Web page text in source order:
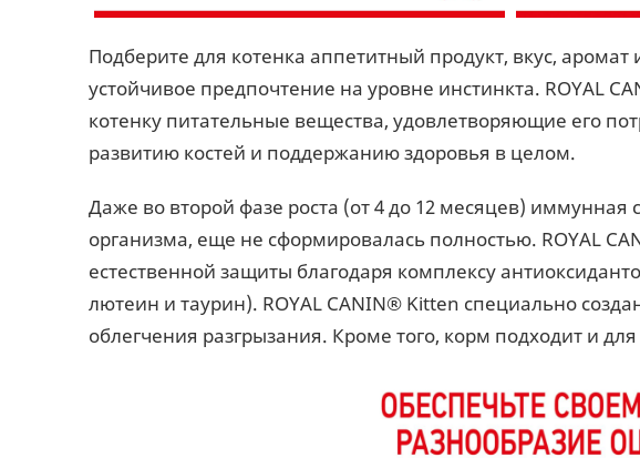
Подберите для котенка аппетитный продукт, вкус, аромат
устойчивое предпочтение на уровне инстинкта. ROYAL
котенку питательные вещества, удовлетворяющие его
развитию костей и поддержанию здоровья в целом.
Даже во второй фазе роста (от 4 до 12 месяцев) иммунная
организма, еще не сформировалась полностью. ROYAL
естественной защиты благодаря комплексу
лютеин и таурин). ROYAL CANIN® Kitten специально
облегчения разгрызания. Кроме того, корм подходит и